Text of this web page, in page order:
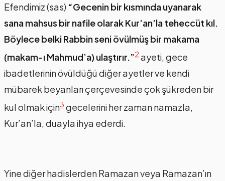
Efendimiz (sas) “Gecenin bir kısmında uyanarak
sana mahsus bir nafile olarak Kur’an’la teheccüt kıl.
Böylece belki Rabbin seni övülmüş bir makama
(makam-ı Mahmud’a) ulaştırır.”2 ayeti, gece
ibadetlerinin övüldüğü diğer ayetler ve kendi
mübarek beyanları çerçevesinde çok şükreden bir
kul olmak için3 gecelerini her zaman namazla,
Kur’an’la, duayla ihya ederdi.
Yine diğer hadislerden Ramazan veya Ramazan’ın